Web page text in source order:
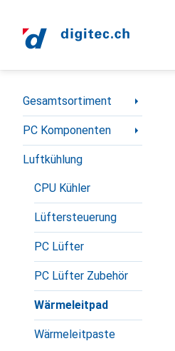
Navigation nach Kategorien
Gesamtsortiment
PC Komponenten
Luftkühlung
CPU Kühler
Lüftersteuerung
PC Lüfter
PC Lüfter Zubehör
Wärmeleitpad
Wärmeleitpaste